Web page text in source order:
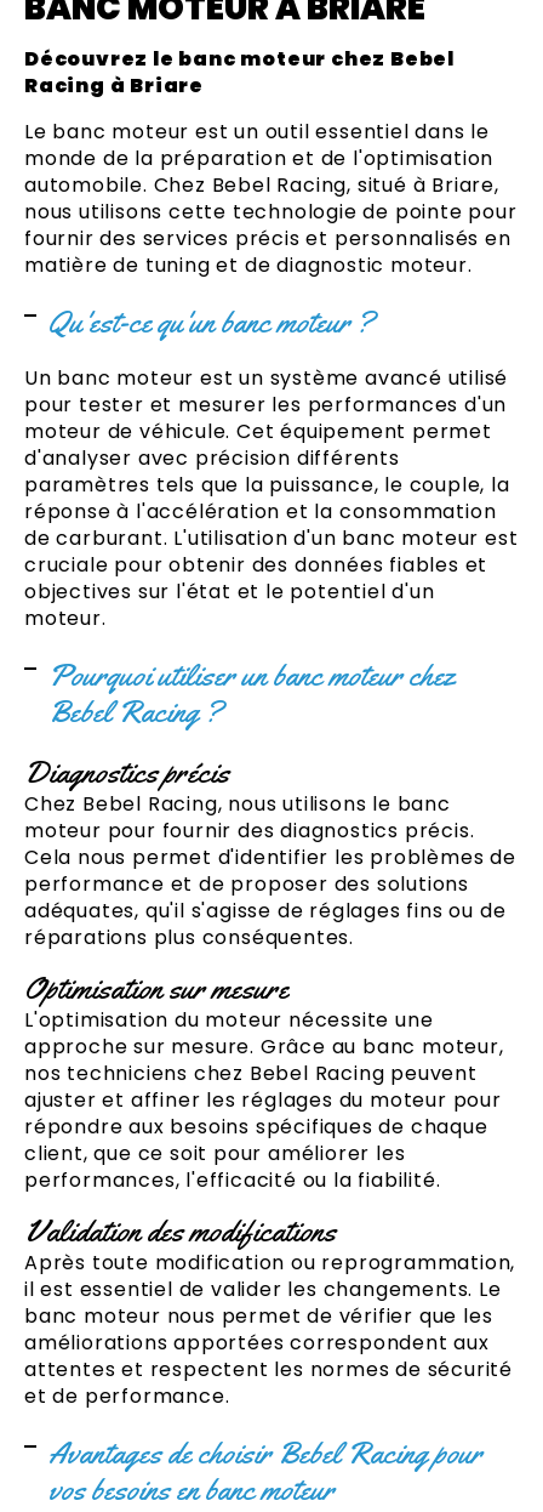
Découvrez le banc moteur chez Bebel
Racing à Briare
Le banc moteur est un outil essentiel dans le
monde de la préparation et de l'optimisation
automobile. Chez Bebel Racing, situé à Briare,
nous utilisons cette technologie de pointe pour
fournir des services précis et personnalisés en
matière de tuning et de diagnostic moteur.
Qu'est-ce qu'un banc moteur ?
Un banc moteur est un système avancé utilisé
pour tester et mesurer les performances d'un
moteur de véhicule. Cet équipement permet
d'analyser avec précision différents
paramètres tels que la puissance, le couple, la
réponse à l'accélération et la consommation
de carburant. L'utilisation d'un banc moteur est
cruciale pour obtenir des données fiables et
objectives sur l'état et le potentiel d'un
moteur.
Pourquoi utiliser un banc moteur chez
Bebel Racing ?
Diagnostics précis
Chez Bebel Racing, nous utilisons le banc
moteur pour fournir des diagnostics précis.
Cela nous permet d'identifier les problèmes de
performance et de proposer des solutions
adéquates, qu'il s'agisse de réglages fins ou de
réparations plus conséquentes.
Optimisation sur mesure
L'optimisation du moteur nécessite une
approche sur mesure. Grâce au banc moteur,
nos techniciens chez Bebel Racing peuvent
ajuster et affiner les réglages du moteur pour
répondre aux besoins spécifiques de chaque
client, que ce soit pour améliorer les
performances, l'efficacité ou la fiabilité.
Validation des modifications
Après toute modification ou reprogrammation,
il est essentiel de valider les changements. Le
banc moteur nous permet de vérifier que les
améliorations apportées correspondent aux
attentes et respectent les normes de sécurité
et de performance.
Avantages de choisir Bebel Racing pour
vos besoins en banc moteur